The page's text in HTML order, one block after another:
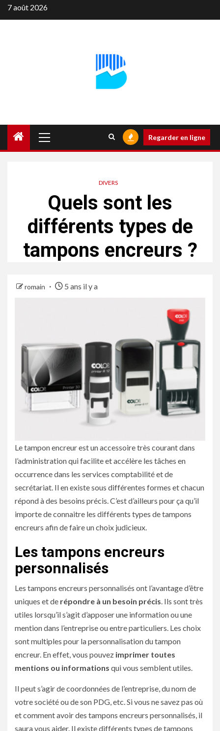
Aller
au
7 août 2026
principal
Regarder en ligne
DIVERS
Quels sont les
différents types de
tampons encreurs ?
romain 5 ans il y a
Le tampon encreur est un accessoire très courant dans
l’administration qui facilite et accélère les tâches en
occurrence dans les services comptabilité et de
secrétariat. Il en existe sous différentes formes et chacun
répond à des besoins précis. C’est d’ailleurs pour ça qu’il
importe de connaitre les différents types de tampons
encreurs afin de faire un choix judicieux.
Les tampons encreurs
personnalisés
Les tampons encreurs personnalisés ont l’avantage d’être
uniques et de répondre à un besoin précis. Ils sont très
utiles lorsqu’il s’agit d’apposer une information ou une
mention dans l’entreprise ou entre particuliers. Les choix
sont multiples pour la personnalisation du tampon
encreur. En effet, vous pouvez imprimer toutes
mentions ou informations qui vous semblent utiles.
Il peut s’agir de coordonnées de l’entreprise, du nom de
votre société ou de son PDG, etc. Si vous ne savez pas où
et comment avoir des tampons encreurs personnalisés, il
saura vous aider. Il existe différents types de tampons